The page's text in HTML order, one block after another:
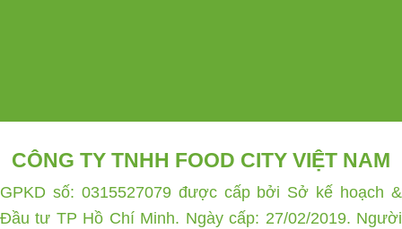
CÔNG TY TNHH FOOD CITY VIỆT NAM
GPKD số: 0315527079 được cấp bởi Sở kế hoạch &
Đầu tư TP Hồ Chí Minh. Ngày cấp: 27/02/2019. Người